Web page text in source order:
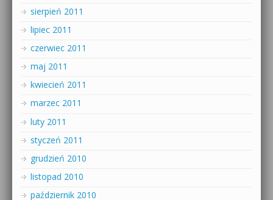
sierpień 2011
lipiec 2011
czerwiec 2011
maj 2011
kwiecień 2011
marzec 2011
luty 2011
styczeń 2011
grudzień 2010
listopad 2010
październik 2010